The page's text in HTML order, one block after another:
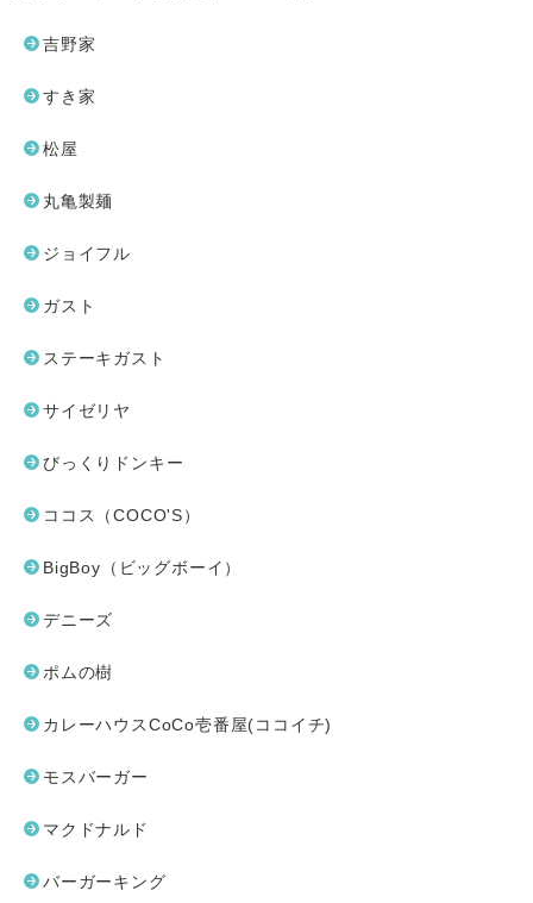
吉野家
すき家
松屋
丸亀製麺
ジョイフル
ガスト
ステーキガスト
サイゼリヤ
びっくりドンキー
ココス（COCO'S）
BigBoy（ビッグボーイ）
デニーズ
ポムの樹
カレーハウスCoCo壱番屋(ココイチ)
モスバーガー
マクドナルド
バーガーキング